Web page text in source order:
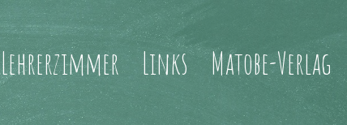
Lehrerzimmer Links Matobe-Verlag